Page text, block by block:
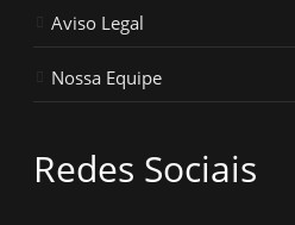
Aviso Legal
Nossa Equipe
Redes Sociais